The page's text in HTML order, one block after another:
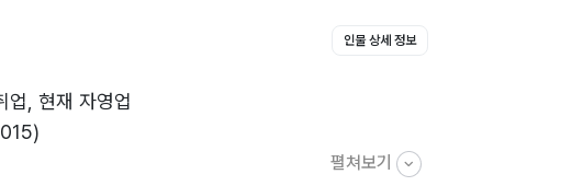
큰 자산이었다는 것도 깨닫게 되었다. 나의 창자
가볍게 생각하여 언제나 정면으로 부딪치면서 엎어
모든 일들은 나 혼자였을 때가 전성기였지만 천국
서 칙칙한 환경들이 함께 얽매여 있다는 현실에 자꾸
인물 상세 정보
, 현재 자영업
펼쳐보기